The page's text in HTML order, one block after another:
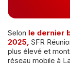
Selon le dernier
2025, SFR
plus élevé et
réseau mobile à